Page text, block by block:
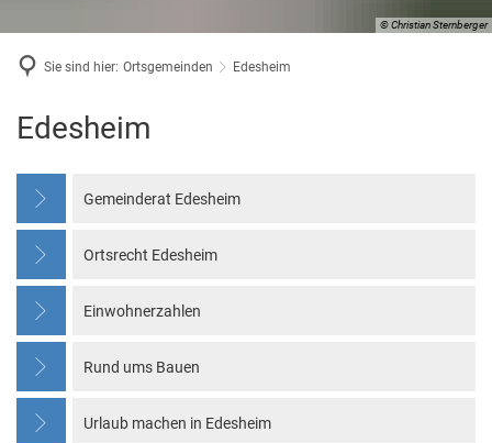
© Christian Sternberger
Sie sind hier: Ortsgemeinden Edesheim
Edesheim
Edesheim
Gemeinderat Edesheim
Ortsrecht Edesheim
Einwohnerzahlen
Rund ums Bauen
Urlaub machen in Edesheim